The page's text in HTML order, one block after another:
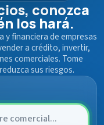
conozca
los hará.
y financiera de empresas
a crédito, invertir,
comerciales. Tome
sus riesgos.